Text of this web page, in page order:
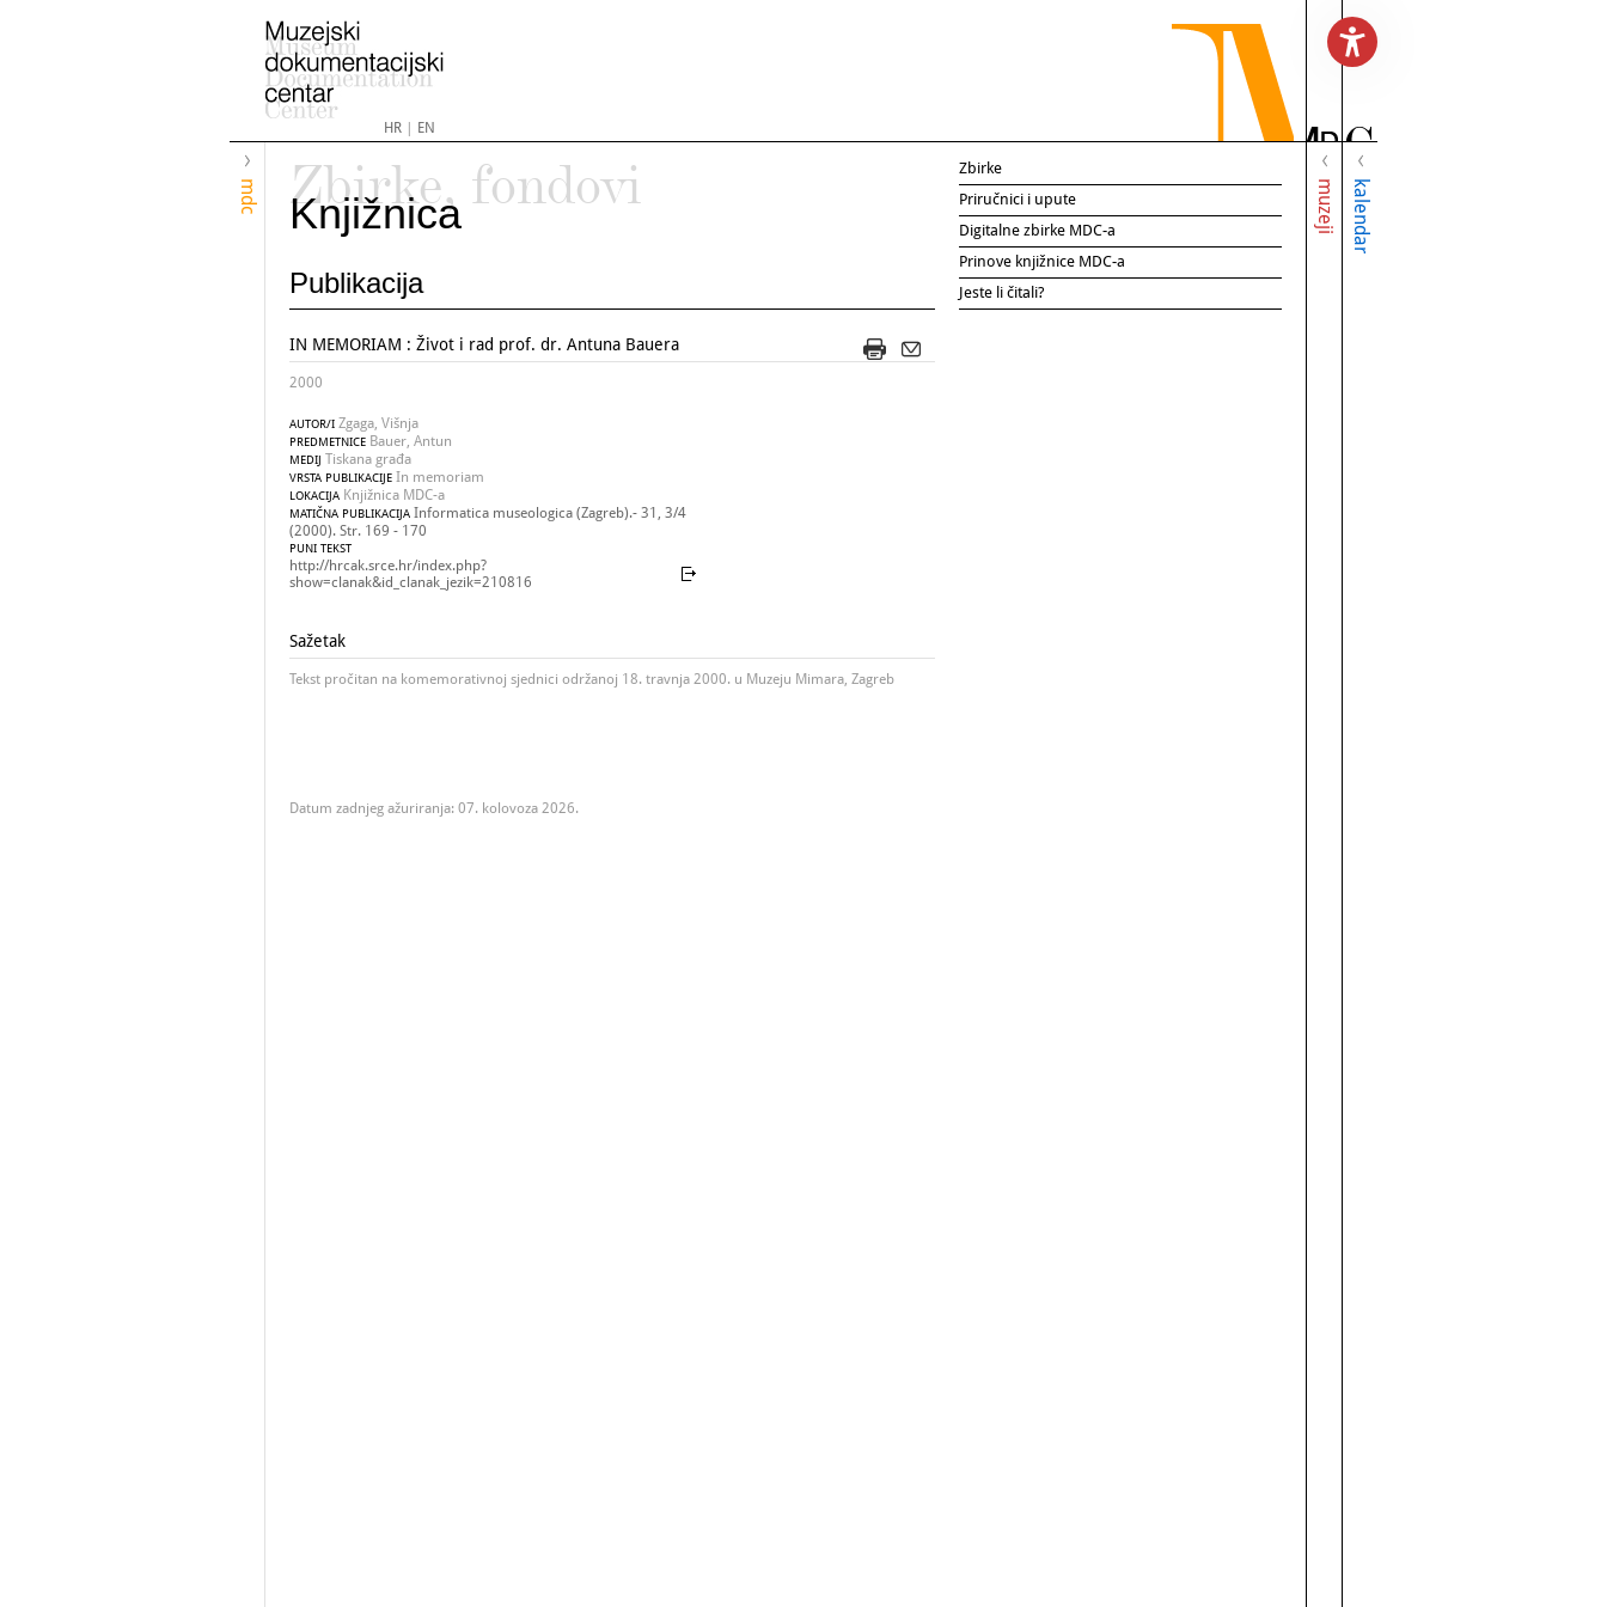
HR| EN
mdc muzeji kalendar
Zbirke, fondovi
Knjižnica
Publikacija
IN MEMORIAM : Život i rad prof. dr. Antuna Bauera
2000
AUTOR/I Zgaga, Višnja
PREDMETNICE Bauer, Antun
MEDIJ Tiskana građa
VRSTA PUBLIKACIJE In memoriam
LOKACIJA Knjižnica MDC-a
MATIČNA PUBLIKACIJA Informatica museologica (Zagreb).- 31, 3/4
(2000). Str. 169 - 170
PUNI TEKST
http://hrcak.srce.hr/index.php?
show=clanak&id_clanak_jezik=210816
Sažetak
Tekst pročitan na komemorativnoj sjednici održanoj 18. travnja 2000. u Muzeju Mimara, Zagreb
Datum zadnjeg ažuriranja: 07. kolovoza 2026.
Zbirke
Priručnici i upute
Digitalne zbirke MDC-a
Prinove knjižnice MDC-a
Jeste li čitali?